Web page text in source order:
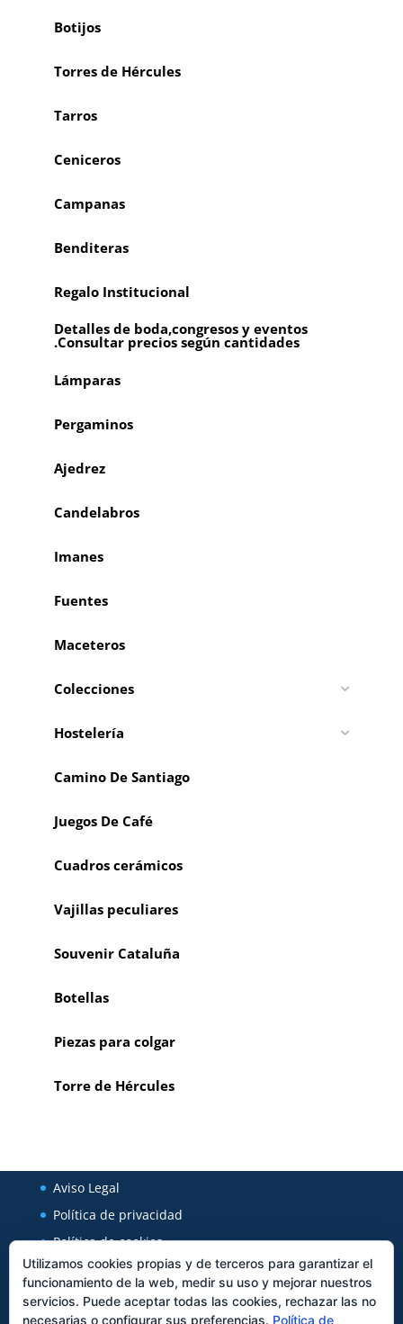
Botijos
Torres de Hércules
Tarros
Ceniceros
Campanas
Benditeras
Regalo Institucional
Detalles de boda,congresos y eventos
.Consultar precios según cantidades
Lámparas
Pergaminos
Ajedrez
Candelabros
Imanes
Fuentes
Maceteros
Colecciones
Hostelería
Camino De Santiago
Juegos De Café
Cuadros cerámicos
Vajillas peculiares
Souvenir Cataluña
Botellas
Piezas para colgar
Torre de Hércules
Aviso Legal
Política de privacidad
Política de cookies
Regal Cerámica
Utilizamos cookies propias y de terceros para garantizar el
funcionamiento de la web, medir su uso y mejorar nuestros
servicios. Puede aceptar todas las cookies, rechazar las no
necesarias o configurar sus preferencias. Política de